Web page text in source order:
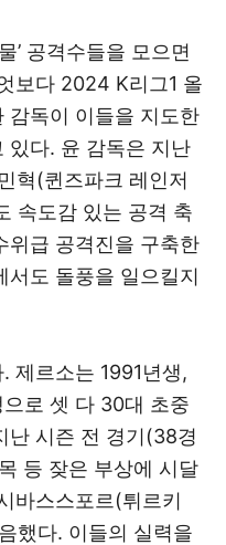
’ 공격수들을 모으면
보다 2024 K리그1 올
감독이 이들을 지도한
있다. 윤 감독은 지난
혁(퀸즈파크 레인저
속도감 있는 공격 축
위급 공격진을 구축한
서도 돌풍을 일으킬지
제르소는 1991년생,
로 셋 다 30대 초중
난 시즌 전 경기(38경
등 잦은 부상에 시달
바스스포르(튀르키
했다. 이들의 실력을